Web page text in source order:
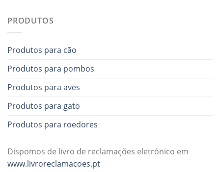
PRODUTOS
Produtos para cão
Produtos para pombos
Produtos para aves
Produtos para gato
Produtos para roedores
Dispomos de livro de reclamações eletrónico em
www.livroreclamacoes.pt